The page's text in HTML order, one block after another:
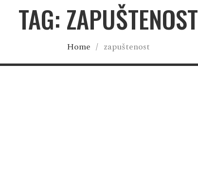
TAG: ZAPUŠTENOST
Home / zapuštenost